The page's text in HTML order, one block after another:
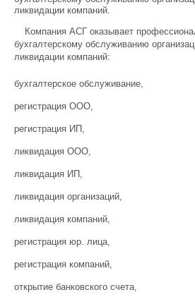
ликвидации компаний.
Компания АСГ оказывает
бухгалтерскому обслуживанию
ликвидации компаний:
бухгалтерское обслуживание,
регистрация ООО,
регистрация ИП,
ликвидация ООО,
ликвидация ИП,
ликвидация организаций,
ликвидация компаний,
регистрация юр. лица,
регистрация компаний,
открытие банковского счета,